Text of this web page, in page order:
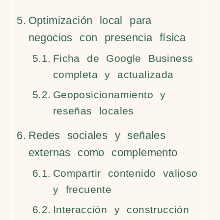
Optimización local para
negocios con presencia física
Ficha de Google Business
completa y actualizada
Geoposicionamiento y
reseñas locales
Redes sociales y señales
externas como complemento
Compartir contenido valioso
y frecuente
Interacción y construcción